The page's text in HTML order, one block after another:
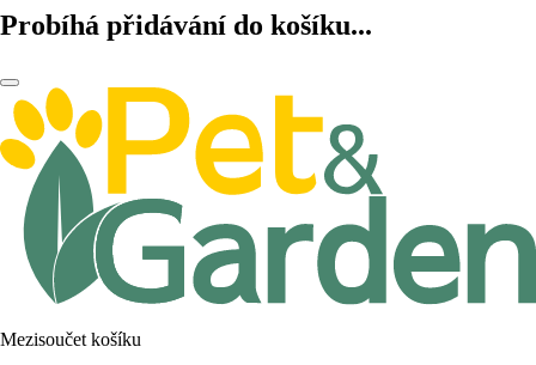
Probíhá přidávání do košíku...
Mezisoučet košíku